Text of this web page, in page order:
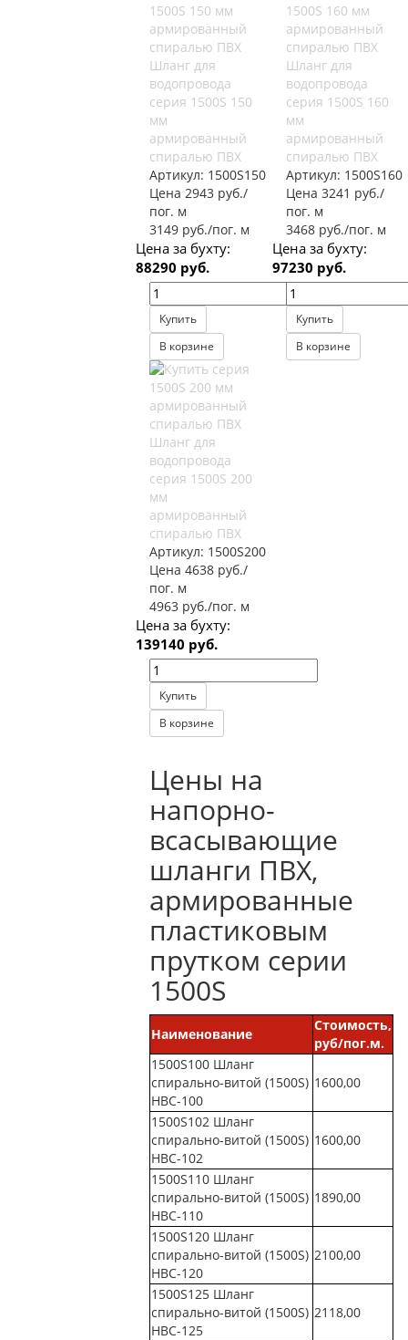
Шланг для
водопровода
серия 1500S 150
мм
армированный
спиралью ПВХ
Артикул: 1500S150
Цена 2943 руб./
пог. м
3149 руб./пог. м
Цена за бухту:
88290 руб.
Купить
В корзине
Шланг для
водопровода
серия 1500S 160
мм
армированный
спиралью ПВХ
Артикул: 1500S160
Цена 3241 руб./
пог. м
3468 руб./пог. м
Цена за бухту:
97230 руб.
Купить
В корзине
Шланг для
водопровода
серия 1500S 200
мм
армированный
спиралью ПВХ
Артикул: 1500S200
Цена 4638 руб./
пог. м
4963 руб./пог. м
Цена за бухту:
139140 руб.
Купить
В корзине
Цены на
напорно-
всасывающие
шланги ПВХ,
армированные
пластиковым
прутком серии
1500S
Наименование
Стоимость,
руб/пог.м.
1500S100 Шланг
спирально-витой (1500S)
НВС-100
1600,00
1500S102 Шланг
спирально-витой (1500S)
НВС-102
1600,00
1500S110 Шланг
спирально-витой (1500S)
НВС-110
1890,00
1500S120 Шланг
спирально-витой (1500S)
НВС-120
2100,00
1500S125 Шланг
спирально-витой (1500S)
НВС-125
2118,00